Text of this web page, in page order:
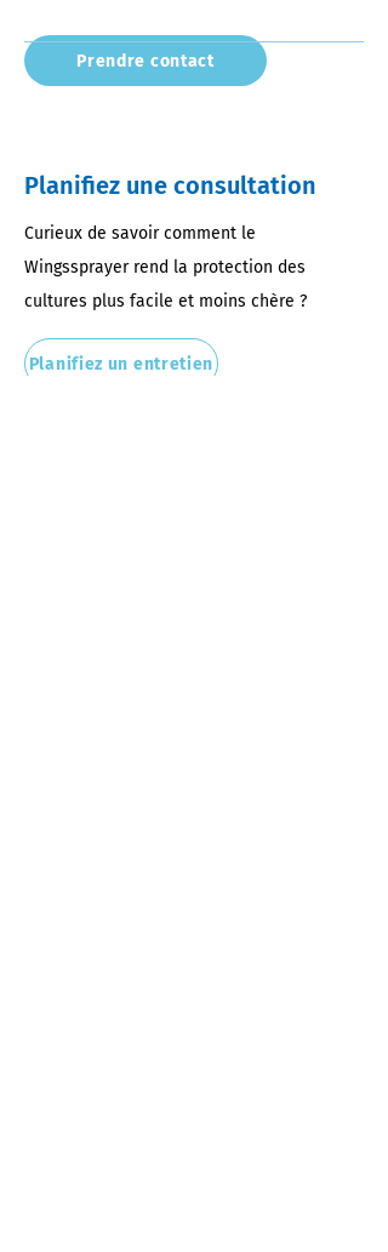
Prendre contact
Planifiez une consultation
Curieux de savoir comment le
Wingssprayer rend la protection des
cultures plus facile et moins chère ?
Planifiez un entretien